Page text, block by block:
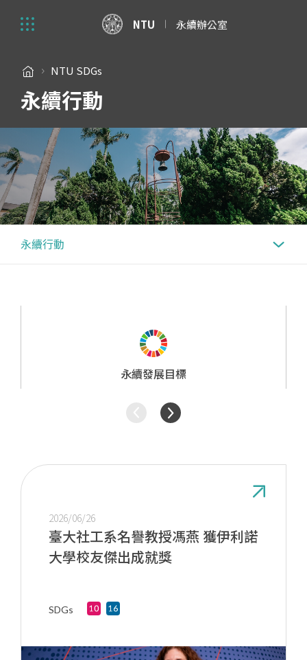
NTU 永續辦公室
NTU SDGs
永續行動
永續行動
永續發展目標
2026/06/26
臺大社工系名譽教授馮燕 獲伊利諾
大學校友傑出成就獎
SDGs